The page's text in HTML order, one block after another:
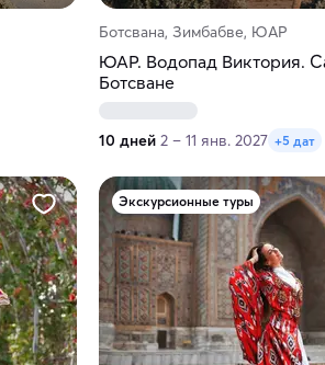
Ботсвана, Зимбабве, ЮАР
ЮАР. Водопад Виктория.
Ботсване
10 дней 2 – 11 янв. 2027 +5 дат
Экскурсионные туры